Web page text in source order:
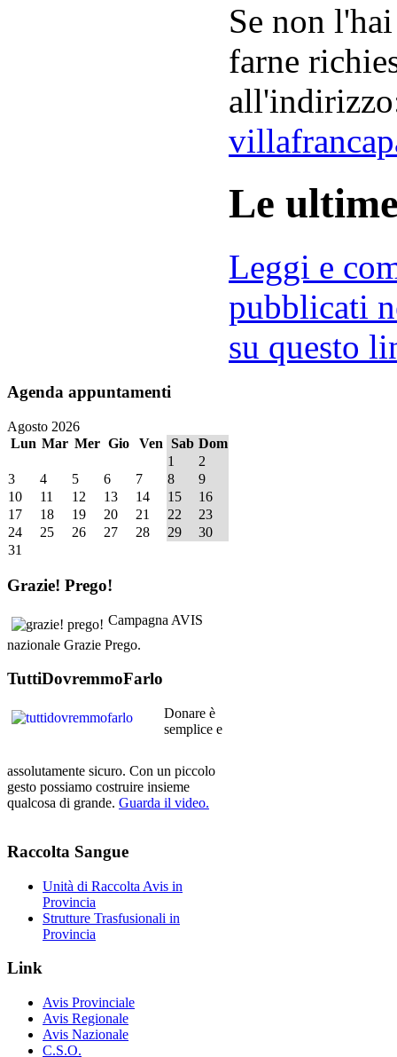
Se non
farne
Le
Leggi e
pubblicati
su questo
Agenda appuntamenti
Agosto 2026
Lun Mar Mer Gio Ven Sab Dom
1
2
3
4 5 6 7 8
9
10
11 12 13 14 15
16
17
18 19 20 21 22
23
24
25 26 27 28 29
30
31
Grazie! Prego!
Campagna AVIS
nazionale Grazie Prego.
TuttiDovremmoFarlo
Donare è
semplice e
assolutamente sicuro. Con un piccolo
gesto possiamo costruire insieme
qualcosa di grande. Guarda il video.
Raccolta Sangue
Unità di Raccolta Avis in
Provincia
Strutture Trasfusionali in
Provincia
Link
Avis Provinciale
Avis Regionale
Avis Nazionale
C.S.O.